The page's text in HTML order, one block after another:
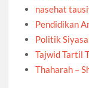
nasehat
Pendidikan
Politik
Tajwid Tartil
Thaharah –